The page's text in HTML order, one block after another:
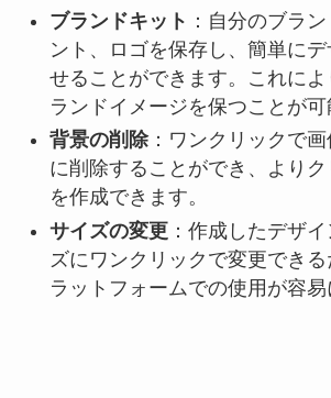
ブランドキット ：自分のブラ
ント、ロゴを保存し、簡単に
せることができます。これに
ランドイメージを保つことが可
背景の削除：ワンクリックで
に削除することができ、より
を作成できます。
サイズの変更：作成したデザ
ズにワンクリックで変更でき
ラットフォームでの使用が容易